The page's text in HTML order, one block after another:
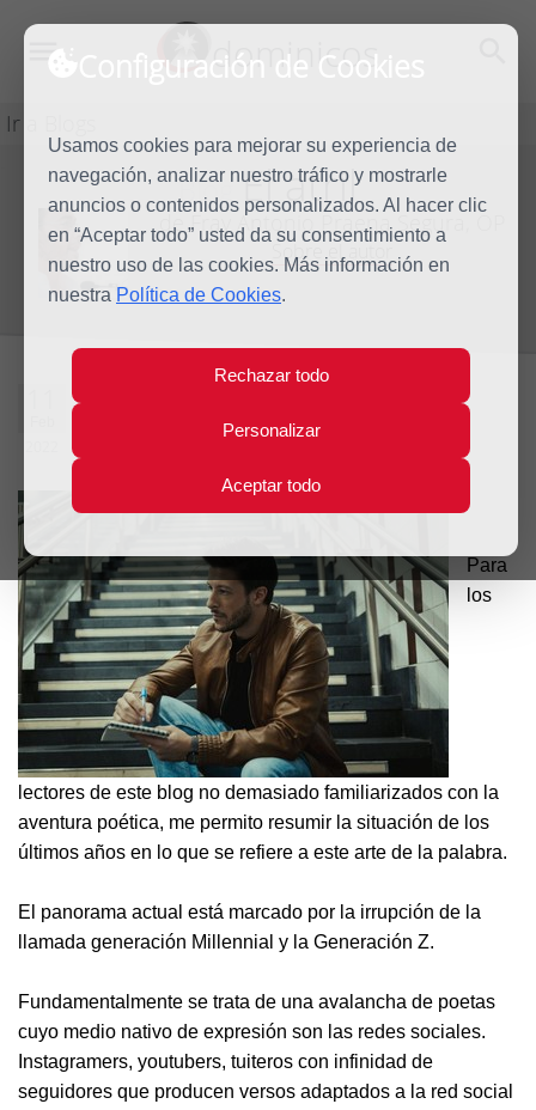
Configuración de Cookies
Usamos cookies para mejorar su experiencia de
navegación, analizar nuestro tráfico y mostrarle
anuncios o contenidos personalizados. Al hacer clic
en “Aceptar todo” usted da su consentimiento a
nuestro uso de las cookies. Más información en
nuestra Política de Cookies.
Rechazar todo
Personalizar
Aceptar todo
dominicos
Ir a Blogs
BlogEl atril
de Fray Antonio Praena Segura, OP
Sobre el autor
El Poeta del Metro
Para
los
lectores de este blog no demasiado familiarizados con la
aventura poética, me permito resumir la situación de los
últimos años en lo que se refiere a este arte de la palabra.
El panorama actual está marcado por la irrupción de la
llamada generación Millennial y la Generación Z.
Fundamentalmente se trata de una avalancha de poetas
cuyo medio nativo de expresión son las redes sociales.
Instagramers, youtubers, tuiteros con infinidad de
seguidores que producen versos adaptados a la red social